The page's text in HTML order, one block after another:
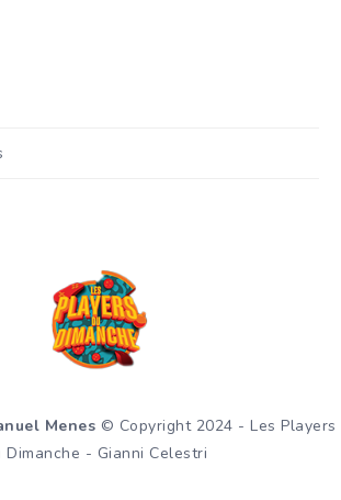
Menes © Copyright 2024 - Les Players
Dimanche - Gianni Celestri